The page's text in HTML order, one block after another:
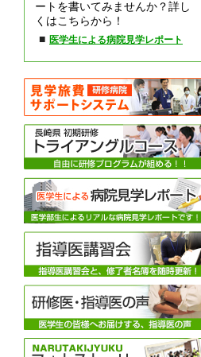
ートを書いてみませんか？詳し
くはこちらから！
■ 医学生による病院見学レポート